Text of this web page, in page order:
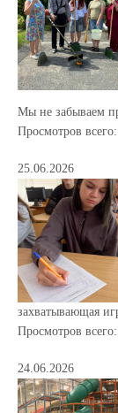
Мы не забываем
Просмотров всего:
25.06.2026
захватывающая
Просмотров всего:
24.06.2026